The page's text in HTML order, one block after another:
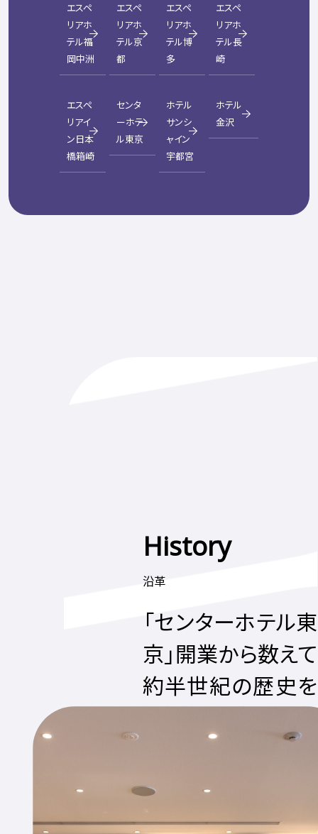
エスペ
リアホ
テル福
岡中洲
エスペ
リアホ
テル京
都
エスペ
リアホ
テル博
多
エスペ
リアホ
テル長
崎
エスペ
リアイ
ン日本
橋箱崎
センタ
ーホテ
ル東京
ホテル
サンシ
ャイン
宇都宮
ホテル
金沢
History
沿革
「センターホテル東
京」開業から数えて
約半世紀の歴史を
継承。
会社は1892(明治25)年創業の商
（昭和53年）の「センターホテル東